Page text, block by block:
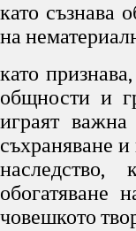
като съзнава
на
като
общности и
играят
съхраняване
обогатяване
човешкото